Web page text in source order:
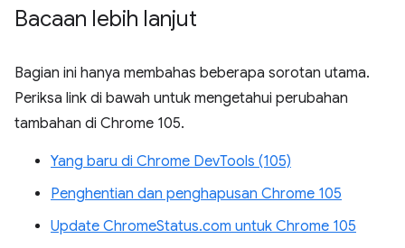
Bacaan lebih lanjut
Bagian ini hanya membahas beberapa sorotan utama.
Periksa link di bawah untuk mengetahui perubahan
tambahan di Chrome 105.
Yang baru di Chrome DevTools (105)
Penghentian dan penghapusan Chrome 105
Update ChromeStatus.com untuk Chrome 105